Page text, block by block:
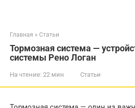
Главная » Статьи
Тормозная система —
системы Рено Логан
На чтение: 22 мин Статьи